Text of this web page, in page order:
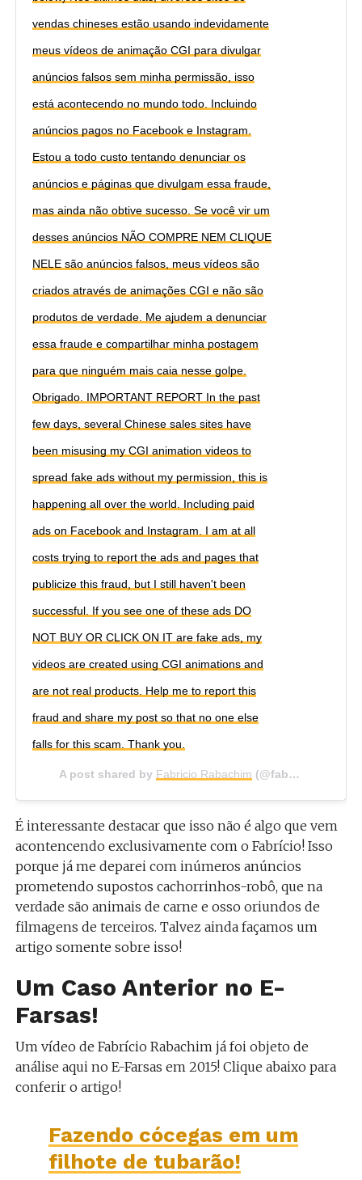
vendas chineses estão usando indevidamente
meus vídeos de animação CGI para divulgar
anúncios falsos sem minha permissão, isso
está acontecendo no mundo todo. Incluindo
anúncios pagos no Facebook e Instagram.
Estou a todo custo tentando denunciar os
anúncios e páginas que divulgam essa fraude,
mas ainda não obtive sucesso. Se você vir um
desses anúncios NÃO COMPRE NEM CLIQUE
NELE são anúncios falsos, meus vídeos são
criados através de animações CGI e não são
produtos de verdade. Me ajudem a denunciar
essa fraude e compartilhar minha postagem
para que ninguém mais caia nesse golpe.
Obrigado. IMPORTANT REPORT In the past
few days, several Chinese sales sites have
been misusing my CGI animation videos to
spread fake ads without my permission, this is
happening all over the world. Including paid
ads on Facebook and Instagram. I am at all
costs trying to report the ads and pages that
publicize this fraud, but I still haven't been
successful. If you see one of these ads DO
NOT BUY OR CLICK ON IT are fake ads, my
videos are created using CGI animations and
are not real products. Help me to report this
fraud and share my post so that no one else
falls for this scam. Thank you.
A post shared by Fabricio Rabachim (@fabriciorabachim) on
É interessante destacar que isso não é algo que vem
acontencendo exclusivamente com o Fabrício! Isso
porque já me deparei com inúmeros anúncios
prometendo supostos cachorrinhos-robô, que na
verdade são animais de carne e osso oriundos de
filmagens de terceiros. Talvez ainda façamos um
artigo somente sobre isso!
Um Caso Anterior no E-
Farsas!
Um vídeo de Fabrício Rabachim já foi objeto de
análise aqui no E-Farsas em 2015! Clique abaixo para
conferir o artigo!
Fazendo cócegas em um
filhote de tubarão!